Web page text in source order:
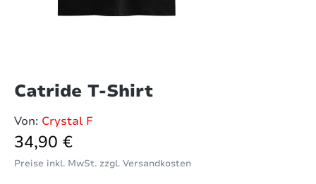
Catride T-Shirt
Von: Crystal F
Regulärer Preis:
34,90 €
Preise inkl. MwSt. zzgl. Versandkosten